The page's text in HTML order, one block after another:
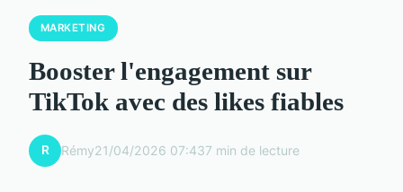
MARKETING
Booster l'engagement sur
TikTok avec des likes fiables
R Rémy21/04/2026 07:437 min de lecture